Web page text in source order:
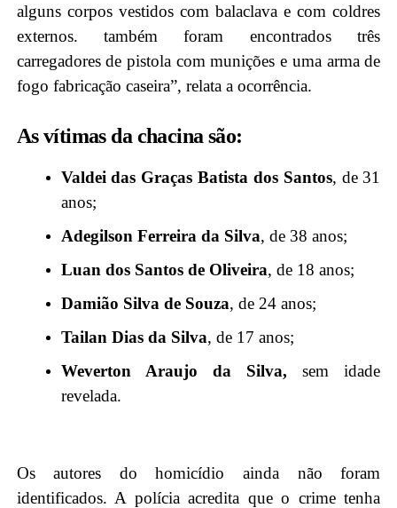
alguns corpos vestidos com balaclava e com coldres
externos. também foram encontrados três
carregadores de pistola com munições e uma arma de
fogo fabricação caseira”, relata a ocorrência.
As vítimas da chacina são:
Valdei das Graças Batista dos Santos, de 31
anos;
Adegilson Ferreira da Silva, de 38 anos;
Luan dos Santos de Oliveira, de 18 anos;
Damião Silva de Souza, de 24 anos;
Tailan Dias da Silva, de 17 anos;
Weverton Araujo da Silva,sem idade
revelada.
Os autores do homicídio ainda não foram
identificados. A polícia acredita que o crime tenha